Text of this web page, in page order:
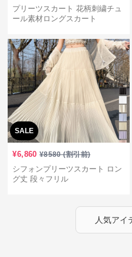
プリーツスカート 花柄刺繍チュ
ール素材ロングスカート
SALE
¥6,860 ¥8580(割引前)
シフォンプリーツスカート ロン
グ丈 段々フリル
人気アイ